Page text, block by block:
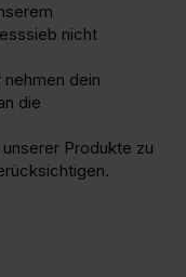
nicht
dein
die
Produkte zu